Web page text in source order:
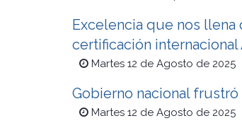
Excelencia que nos
certificación internacional
Martes 12 de Agosto de 2025
Gobierno nacional
Martes 12 de Agosto de 2025